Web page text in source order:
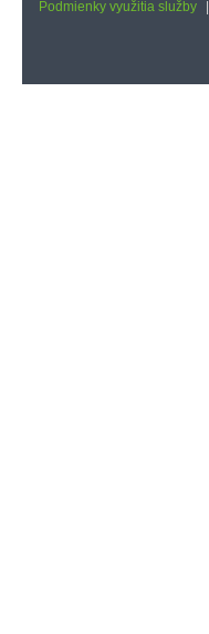
Podmienky využitia služby